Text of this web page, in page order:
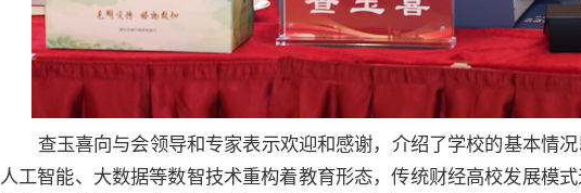
查玉喜向与会领导和专家表示欢迎和感谢，介绍了学校的基本情
人工智能、大数据等数智技术重构着教育形态，传统财经高校发展模